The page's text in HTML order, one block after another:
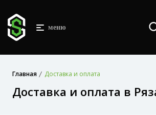
меню
Главная Доставка и оплата
Доставка и оплата в